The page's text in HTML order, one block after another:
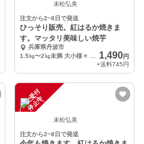
末松弘美
注文から2~8日で発送
ひっそり販売。紅はるか焼きま
す。マッタリ美味しい焼芋
兵庫県丹波市
1,490円
+送料745円
注
文
受
付
停
止
中
末松弘美
注文から2~8日で発送